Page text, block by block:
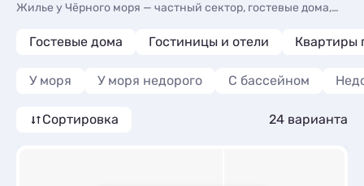
Жилье у Чёрного моря — частный сектор, гостевые дома,
фотографиями и описаниями, отзывами отдыхающих,
Снимайте жилье без посредников по цене от 1500 рублей
за сутки. Небуг — курорт на побережье Чёрного моря в
температуры воды и воздуха в Небуге по месяцам на сайте!
Гостевые дома Гостиницы и отели Квартиры
У моря У моря недорого С бассейном
Сортировка 24 варианта